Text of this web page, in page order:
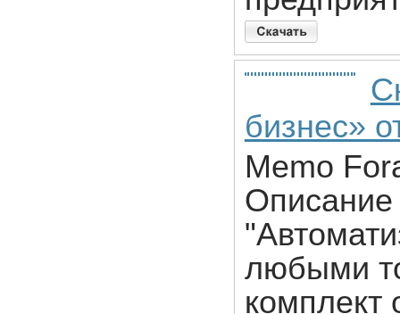
бизнес»
Memo
Описание
любыми
комплект